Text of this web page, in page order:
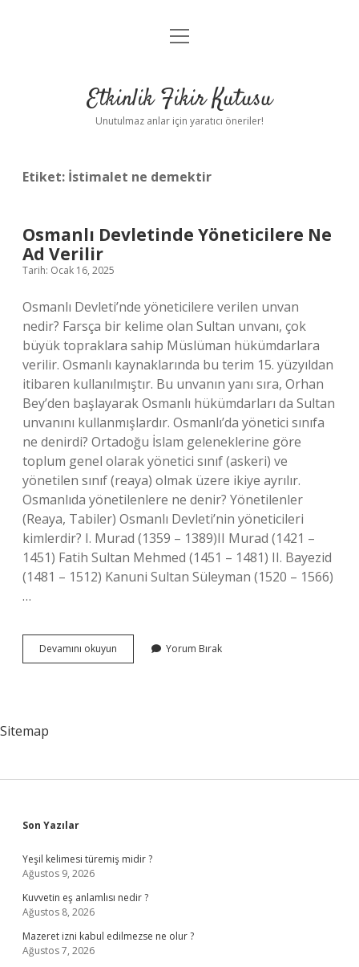
Anasayfa
Yasal Uyarı
menüyü
Etkinlik Fikir Kutusu
Unutulmaz anlar için yaratıcı öneriler!
Etiket: İstimalet ne demektir
Osmanlı Devletinde Yöneticilere Ne
Ad Verilir
Tarih: Ocak 16, 2025
Osmanlı Devleti’nde yöneticilere verilen unvan
nedir? Farsça bir kelime olan Sultan unvanı, çok
büyük topraklara sahip Müslüman hükümdarlara
verilir. Osmanlı kaynaklarında bu terim 15. yüzyıldan
itibaren kullanılmıştır. Bu unvanın yanı sıra, Orhan
Bey’den başlayarak Osmanlı hükümdarları da Sultan
unvanını kullanmışlardır. Osmanlı’da yönetici sınıfa
ne denirdi? Ortadoğu İslam geleneklerine göre
toplum genel olarak yönetici sınıf (askeri) ve
yönetilen sınıf (reaya) olmak üzere ikiye ayrılır.
Osmanlıda yönetilenlere ne denir? Yönetilenler
(Reaya, Tabiler) Osmanlı Devleti’nin yöneticileri
kimlerdir? I. Murad (1359 – 1389)II Murad (1421 –
1451) Fatih Sultan Mehmed (1451 – 1481) II. Bayezid
(1481 – 1512) Kanuni Sultan Süleyman (1520 – 1566)
…
Devamını okuyun Osmanlı
Devletinde
Yorum Bırak
Sitemap
Sidebar
Son Yazılar
Yeşil kelimesi türemiş midir ?
Ağustos 9, 2026
Kuvvetin eş anlamlısı nedir ?
Ağustos 8, 2026
Mazeret izni kabul edilmezse ne olur ?
Ağustos 7, 2026